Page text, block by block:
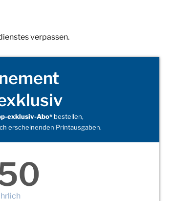
verpassen.
exklusiv-Abo*bestellen,
erscheinenden Printausgaben.